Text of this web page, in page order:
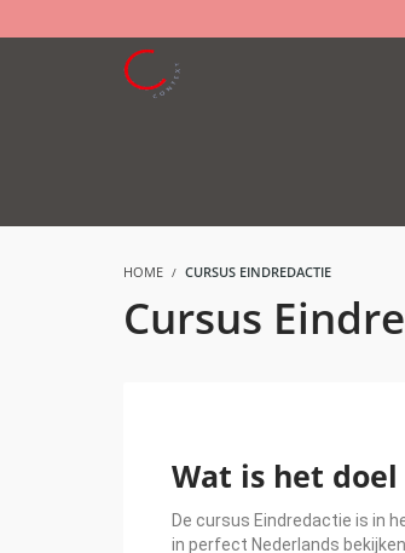
HOME CURSUS EINDREDACTIE
Cursus
Wat is het
De cursus Eindredactie is in
in perfect Nederlands